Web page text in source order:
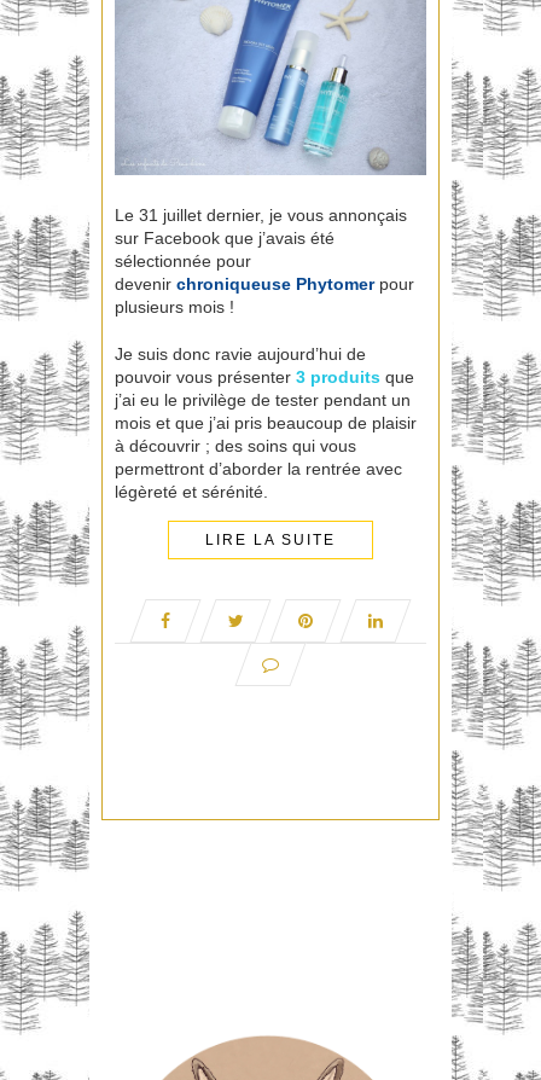
Le 31 juillet dernier, je vous annonçais
sur Facebook que j’avais été
sélectionnée pour
devenir chroniqueuse Phytomerpour
plusieurs mois !
Je suis donc ravie aujourd’hui de
pouvoir vous présenter 3 produits que
j’ai eu le privilège de tester pendant un
mois et que j’ai pris beaucoup de plaisir
à découvrir ; des soins qui vous
permettront d’aborder la rentrée avec
légèreté et sérénité.
LIRE LA SUITE